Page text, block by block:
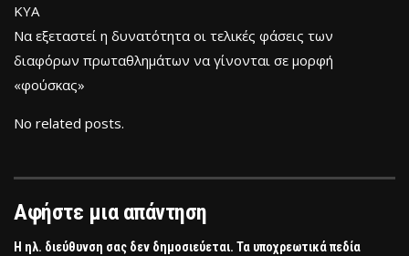
ΚΥΑ
Να εξεταστεί η δυνατότητα οι τελικές φάσεις των
διαφόρων πρωταθλημάτων να γίνονται σε μορφή
«φούσκας»
No related posts.
Αφήστε μια απάντηση
Η ηλ. διεύθυνση σας δεν δημοσιεύεται. Τα υποχρεωτικά πεδία